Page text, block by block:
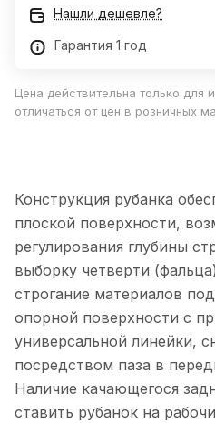
Нашли дешевле?
Гарантия 1 год
Цена действительна только для
отличаться от цен в розничных
Конструкция рубанка
плоской поверхности,
регулирования глубины
выборку четверти
строгание материалов
опорной поверхности с
универсальной линейки,
посредством паза в
Наличие качающегося
ставить рубанок на